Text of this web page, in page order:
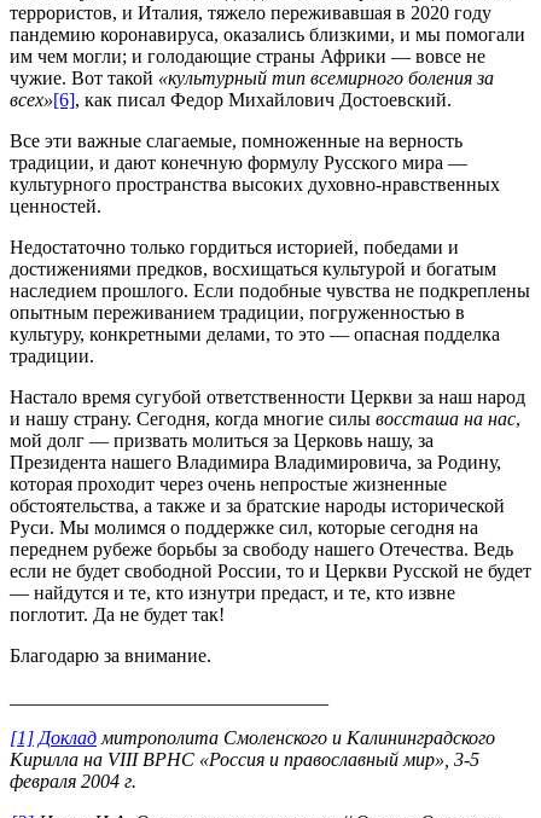
террористов, и Италия, тяжело переживавшая в 2020 году
пандемию коронавируса, оказались близкими, и мы помогали
им чем могли; и голодающие страны Африки — вовсе не
чужие. Вот такой «культурный тип всемирного боления за
всех»[6], как писал Федор Михайлович Достоевский.
Все эти важные слагаемые, помноженные на верность
традиции, и дают конечную формулу Русского мира —
культурного пространства высоких духовно-нравственных
ценностей.
Недостаточно только гордиться историей, победами и
достижениями предков, восхищаться культурой и богатым
наследием прошлого. Если подобные чувства не подкреплены
опытным переживанием традиции, погруженностью в
культуру, конкретными делами, то это — опасная подделка
традиции.
Настало время сугубой ответственности Церкви за наш народ
и нашу страну. Сегодня, когда многие силы воссташа на нас,
мой долг — призвать молиться за Церковь нашу, за
Президента нашего Владимира Владимировича, за Родину,
которая проходит через очень непростые жизненные
обстоятельства, а также и за братские народы исторической
Руси. Мы молимся о поддержке сил, которые сегодня на
переднем рубеже борьбы за свободу нашего Отечества. Ведь
если не будет свободной России, то и Церкви Русской не будет
— найдутся и те, кто изнутри предаст, и те, кто извне
поглотит. Да не будет так!
Благодарю за внимание.
[1] Доклад митрополита Смоленского и Калининградского
Кирилла на VIII ВРНС «Россия и православный мир», 3-5
февраля 2004 г.